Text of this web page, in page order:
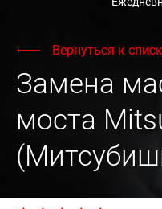
Вернуться к
Замена
моста